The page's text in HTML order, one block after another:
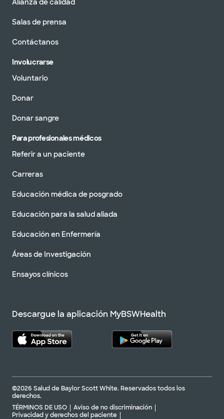
Alianza de calidad
Salas de prensa
Contáctanos
Involucrarse
Voluntario
Donar
Donar sangre
Para profesionales médicos
Referir a un paciente
Carreras
Educación médica de posgrado
Educación para la salud aliada
Educación en Enfermería
Áreas de Investigación
Ensayos clínicos
Descargue la aplicación MyBSWHealth
©2026 Salud de Baylor Scott White. Reservados todos los
derechos.
TÉRMINOS DE USO
Aviso de no discriminación
Privacidad y derechos del paciente